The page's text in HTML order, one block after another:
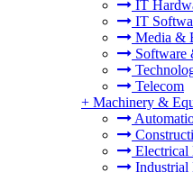
IT
IT
Media &
Software
Telecom
+ Machinery &
Electrical
Industrial